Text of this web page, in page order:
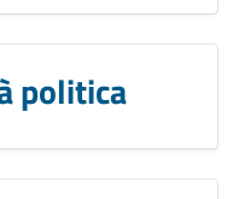
politica